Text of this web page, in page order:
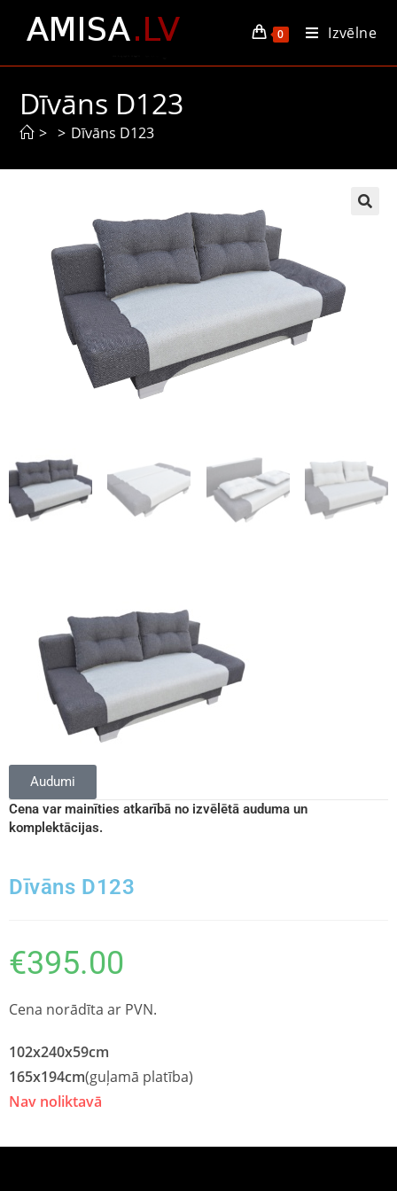
0 Izvēlne
Dīvāns D123
> > Dīvāns D123
Audumi
Cena var mainīties atkarībā no izvēlētā auduma un
komplektācijas.
Dīvāns D123
€395.00
Cena norādīta ar PVN.
102x240x59cm
165x194cm(guļamā platība)
Nav noliktavā